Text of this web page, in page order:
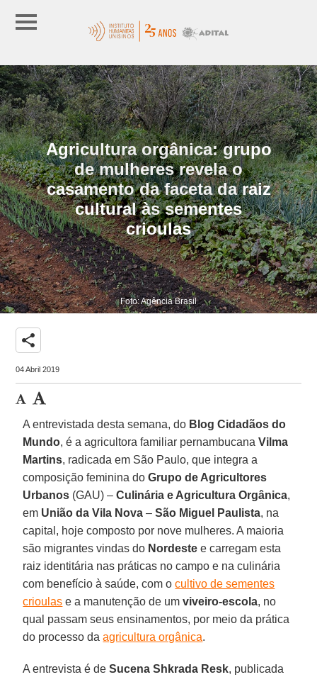
Agricultura orgânica: grupo
de mulheres revela o
casamento da faceta da raiz
cultural às sementes
crioulas
Foto: Agência Brasil
share
04 Abril 2019
A entrevistada desta semana, do Blog Cidadãos do
Mundo, é a agricultora familiar pernambucanaVilma
Martins, radicada em São Paulo, que integra a
composição feminina do Grupo de Agricultores
Urbanos (GAU) –Culinária e Agricultura Orgânica,
em União da Vila Nova –São Miguel Paulista, na
capital, hoje composto por nove mulheres. A maioria
são migrantes vindas do Nordeste e carregam esta
raiz identitária nas práticas no campo e na culinária
com benefício à saúde, com ocultivo de sementes
crioulas e a manutenção de um viveiro-escola, no
qual passam seus ensinamentos, por meio da prática
do processo daagricultura orgânica.
A entrevista é de Sucena Shkrada Resk, publicada